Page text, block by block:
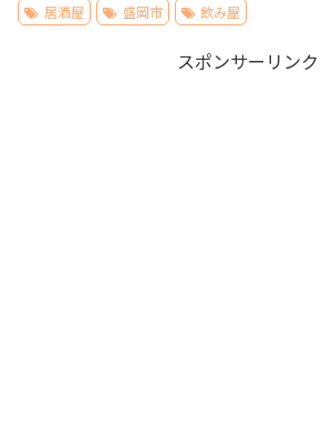
居酒屋
盛岡市 飲み屋
スポンサーリンク